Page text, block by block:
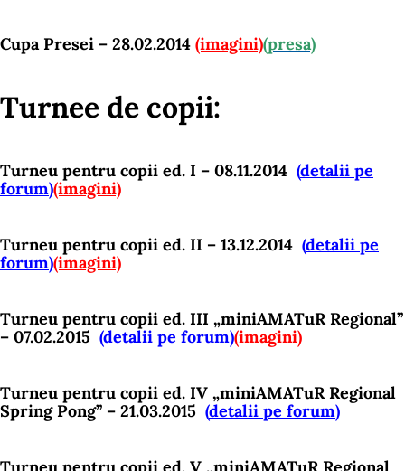
Cupa Presei – 28.02.2014 (imagini)(presa)
Turnee de copii:
Turneu pentru copii ed. I – 08.11.2014 (detalii pe
forum)(imagini)
Turneu pentru copii ed. II – 13.12.2014 (detalii pe
forum)(imagini)
Turneu pentru copii ed. III „miniAMATuR Regional”
– 07.02.2015 (detalii pe forum)(imagini)
Turneu pentru copii ed. IV „miniAMATuR Regional
Spring Pong” – 21.03.2015 (detalii pe forum)
Turneu pentru copii ed. V „miniAMATuR Regional